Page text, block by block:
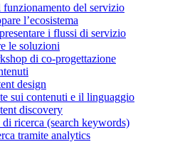
del servizio
l’ecosistema
i flussi di servizio
le soluzioni
di co-progettazione
design
sui contenuti e il linguaggio
discovery
ricerca (search keywords)
tramite analytics